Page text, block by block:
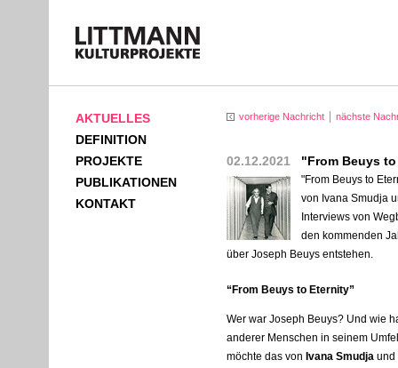
AKTUELLES
DEFINITION
PROJEKTE
PUBLIKATIONEN
KONTAKT
vorherige Nachricht nächste
02.12.2021 "From Beuys
"From Beuys to
von Ivana Smudja
Interviews von
den kommenden
über Joseph Beuys entstehen.
“From Beuys to Eternity”
Wer war Joseph Beuys? Und wie
anderer Menschen in seinem
möchte das von Ivana Smudja und